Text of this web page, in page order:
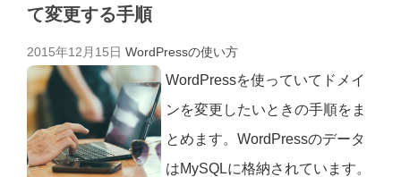
て変更する手順
2015年12月15日 WordPressの使い方
WordPressを使っていてドメイ
ンを変更したいときの手順をま
とめます。WordPressのデータ
はMySQLに格納されています。